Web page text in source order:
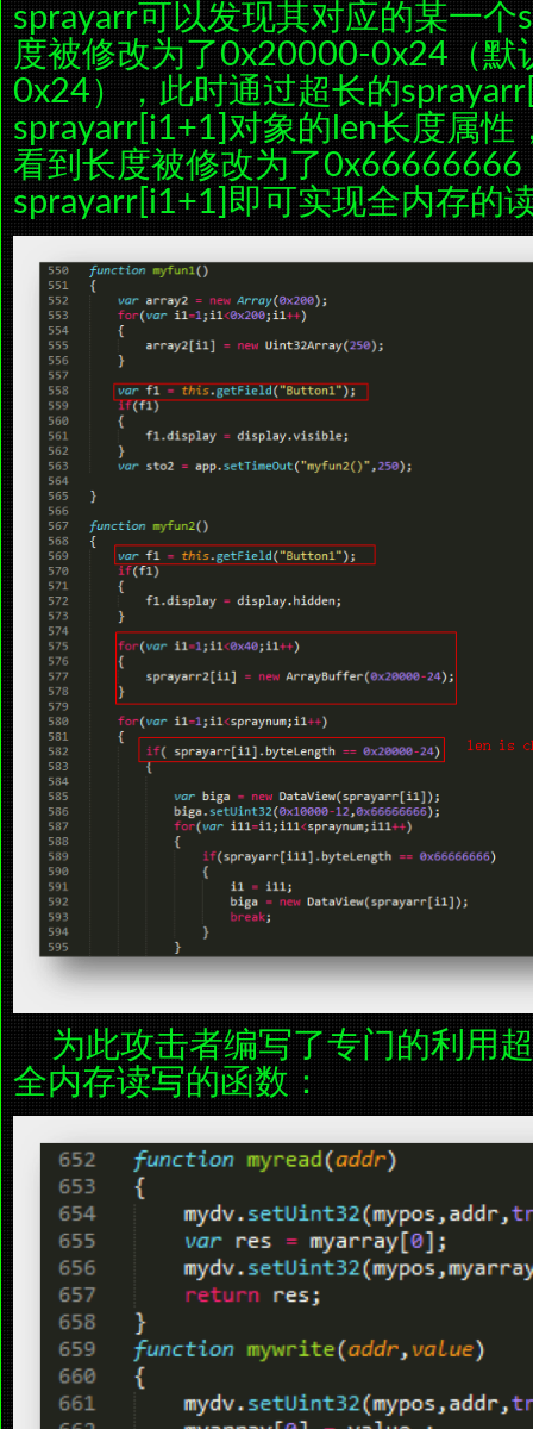
sprayarr可以发现其对应的某一个
度被修改为了0x20000-0x24（默
0x24），此时通过超长的
sprayarr[i1+1]对象的len长度属性
看到长度被修改为了0x66666666
sprayarr[i1+1]即可实现全内存的
为此攻击者编写了专门的利用
全内存读写的函数：